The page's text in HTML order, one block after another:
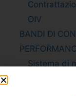
OIV
BANDI DI
Sistema di
Piano della